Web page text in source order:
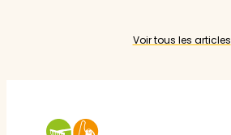
Voir tous les articles